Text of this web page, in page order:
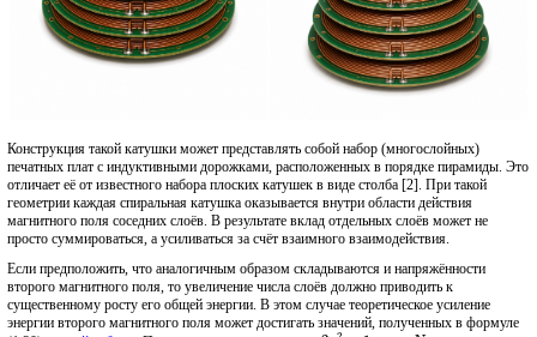
Конструкция такой катушки может представлять собой набор (многослойных)
печатных плат с индуктивными дорожками, расположенных в порядке пирамиды. Это
отличает её от известного набора плоских катушек в виде столба [2]. При такой
геометрии каждая спиральная катушка оказывается внутри области действия
магнитного поля соседних слоёв. В результате вклад отдельных слоёв может не
просто суммироваться, а усиливаться за счёт взаимного взаимодействия.
Если предположить, что аналогичным образом складываются и напряжённости
второго магнитного поля, то увеличение числа слоёв должно приводить к
существенному росту его общей энергии. В этом случае теоретическое усиление
энергии второго магнитного поля может достигать значений, полученных в формуле